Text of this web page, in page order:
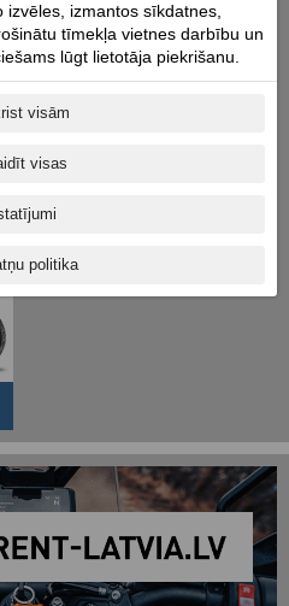
Medley
izmantos sīkdatnes,
tīmekļa vietnes darbību un
lūgt lietotāja piekrišanu.
visām
visas
politika